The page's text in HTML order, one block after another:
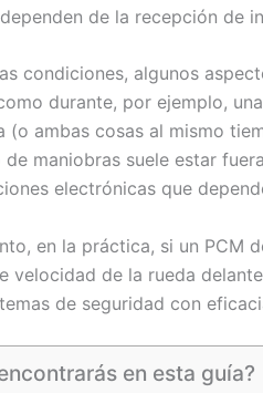
de la recepción de
condiciones, algunos
durante, por ejemplo,
(o ambas cosas al mismo
de maniobras suele estar
electrónicas que
en la práctica, si un PCM
velocidad de la rueda
de seguridad con
en esta guía?